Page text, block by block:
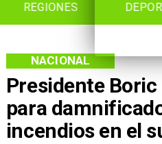
REGIONES
Presidente
para
incendios en el
NACIONAL